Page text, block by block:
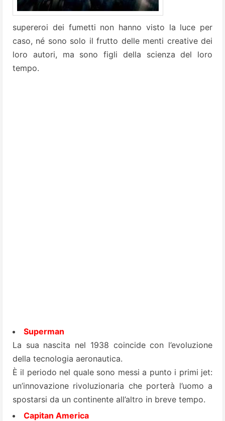
supereroi dei fumetti non hanno visto la luce per
caso, né sono solo il frutto delle menti creative dei
loro autori, ma sono figli della scienza del loro
tempo.
Superman
La sua nascita nel 1938 coincide con l’evoluzione
della tecnologia aeronautica.
È il periodo nel quale sono messi a punto i primi jet:
un’innovazione rivoluzionaria che porterà l’uomo a
spostarsi da un continente all’altro in breve tempo.
Capitan America